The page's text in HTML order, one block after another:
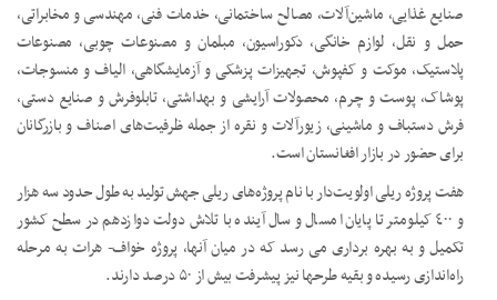
صنایع غذایی، ماشین‌آلات، مصالح ساختمانی، خدمات فنی، مهندسی و مخابراتی،
حمل و نقل، لوازم خانگی، دکوراسیون، مبلمان و مصنوعات چوبی، مصنوعات
پلاستیک، موکت و کفپوش، تجهیزات پزشکی و آزمایشگاهی، الیاف و منسوجات،
پوشاک، پوست و چرم، محصولات آرایشی و بهداشتی، تابلوفرش و صنایع دستی،
فرش دستباف و ماشینی، زیورآلات و نقره از جمله ظرفیت‌های اصناف و بازرگانان
برای حضور در بازار افغانستان است.
هفت پروژه ریلی اولویت‌دار با نام پروژه‌های ریلی جهش تولید به طول حدود سه هزار
و ٤٠٠ کیلومتر تا پایان امسال و سال آینده با تلاش دولت دوازدهم در سطح کشور
تکمیل و به بهره برداری می رسد که در میان آنها، پروژه خواف- هرات به مرحله
راه‌اندازی رسیده و بقیه طرحها نیز پیشرفت بیش از ۵۰ درصد دارند.